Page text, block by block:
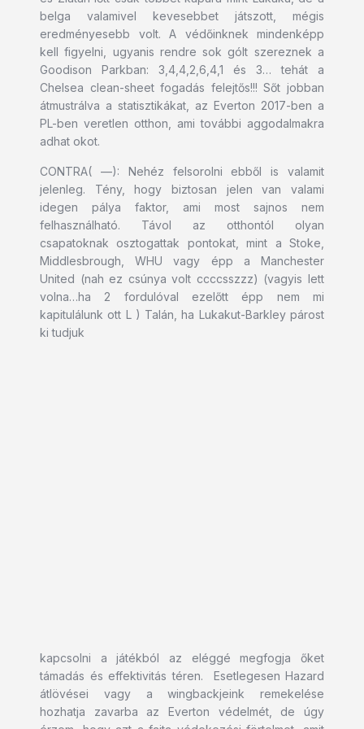
belga valamivel kevesebbet játszott, mégis
eredményesebb volt. A védőinknek mindenképp
kell figyelni, ugyanis rendre sok gólt szereznek a
Goodison Parkban: 3,4,4,2,6,4,1 és 3… tehát a
Chelsea clean-sheet fogadás felejtős!!! Sőt jobban
átmustrálva a statisztikákat, az Everton 2017-ben a
PL-ben veretlen otthon, ami további aggodalmakra
adhat okot.
CONTRA( —): Nehéz felsorolni ebből is valamit
jelenleg. Tény, hogy biztosan jelen van valami
idegen pálya faktor, ami most sajnos nem
felhasználható. Távol az otthontól olyan
csapatoknak osztogattak pontokat, mint a Stoke,
Middlesbrough, WHU vagy épp a Manchester
United (nah ez csúnya volt ccccsszzz) (vagyis lett
volna…ha 2 fordulóval ezelőtt épp nem mi
kapitulálunk ott L ) Talán, ha Lukakut-Barkley párost
ki tudjuk
kapcsolni a játékból az eléggé megfogja őket
támadás és effektivitás téren. Esetlegesen Hazard
átlövései vagy a wingbackjeink remekelése
hozhatja zavarba az Everton védelmét, de úgy